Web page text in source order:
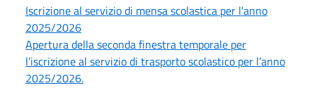
Iscrizione al servizio di mensa scolastica per l'anno
2025/2026
Apertura della seconda finestra temporale per
l’iscrizione al servizio di trasporto scolastico per l’anno
2025/2026.